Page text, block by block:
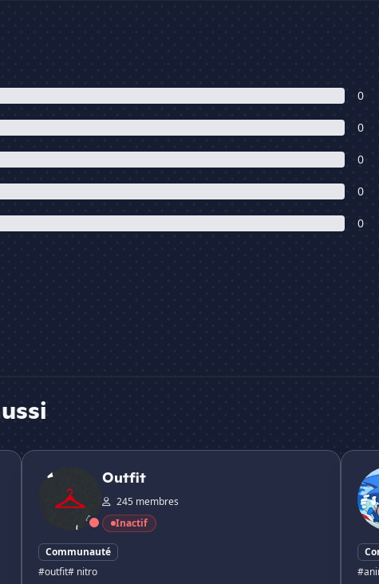
0
0
0
0
0
Outfit
Outfit
245 membres
Inactif
Communauté
#outfit# nitro